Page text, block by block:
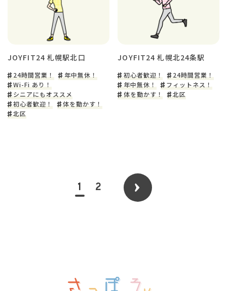
JOYFIT24 札幌駅北口
24時間営業！
年中無休！
Wi-Fi あり！
シニアにもオススメ
初心者歓迎！
体を動かす！
北区
JOYFIT24 札幌北24条駅
初心者歓迎！
24時間営業！
年中無休！
フィットネス！
体を動かす！
北区
1 2